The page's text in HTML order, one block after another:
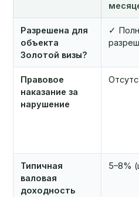
Разрешена для
объекта
Золотой визы?
✓
Правовое
наказание за
нарушение
Типичная
валовая
доходность
5–8%